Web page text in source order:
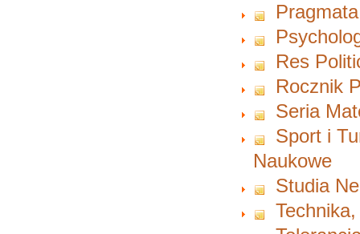
Res
Rocznik
Seria
Sport i
Naukowe
Studia